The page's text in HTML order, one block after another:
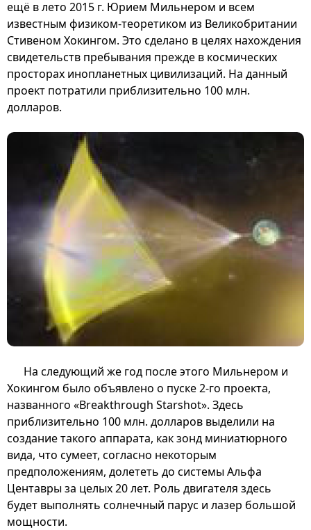
ещё в лето 2015 г. Юрием Мильнером и всем
известным физиком-теоретиком из Великобритании
Стивеном Хокингом. Это сделано в целях нахождения
свидетельств пребывания прежде в космических
просторах инопланетных цивилизаций. На данный
проект потратили приблизительно 100 млн.
долларов.
На следующий же год после этого Мильнером и
Хокингом было объявлено о пуске 2-го проекта,
названного «Breakthrough Starshot». Здесь
приблизительно 100 млн. долларов выделили на
создание такого аппарата, как зонд миниатюрного
вида, что сумеет, согласно некоторым
предположениям, долететь до системы Альфа
Центавры за целых 20 лет. Роль двигателя здесь
будет выполнять солнечный парус и лазер большой
мощности.